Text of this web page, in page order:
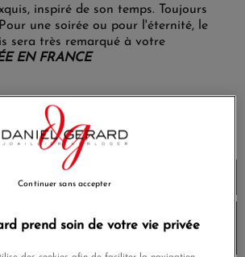
inspiré de son temps. Toujours
une soirée ou pour l'éternité, le
sera très remarqué à votre
EN FRANCE
€ aujourd'hui
Ajouter au panier
le codeDG10 sur les produits Lip
Envoi sous 6 à 8 jours
prend soin de votre vie privée
Continuer sans accepter